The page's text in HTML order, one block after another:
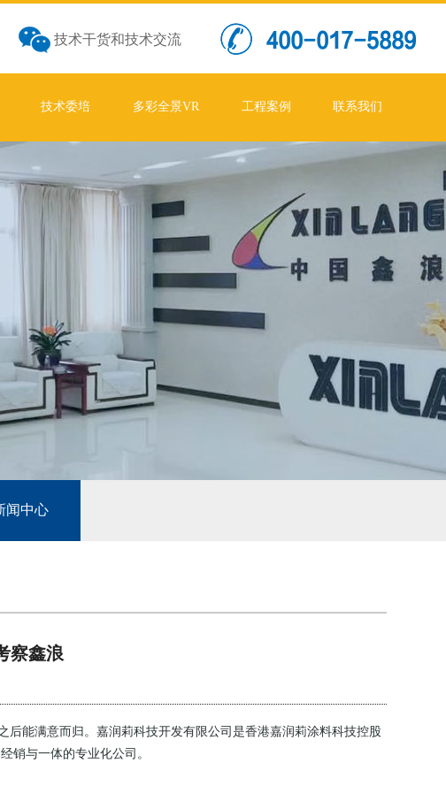
技术干货和技术交流
技术委培 多彩全景VR 工程案例 联系我们
闻中心
察鑫浪
后能满意而归。嘉润莉科技开发有限公司是香港嘉润莉涂料科技控股
销与一体的专业化公司。